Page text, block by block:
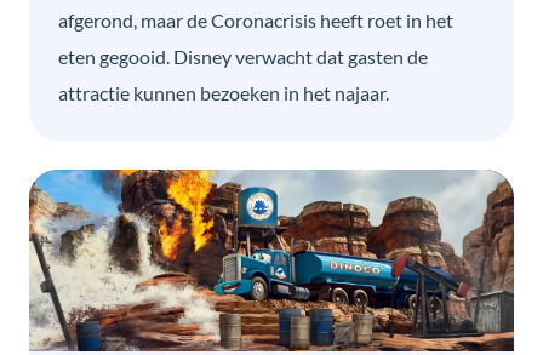
afgerond, maar de Coronacrisis heeft roet in het
eten gegooid. Disney verwacht dat gasten de
attractie kunnen bezoeken in het najaar.